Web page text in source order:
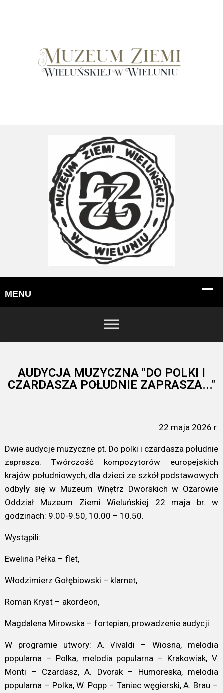
AUDYCJA MUZYCZNA "DO POLKI I
CZARDASZA POŁUDNIE ZAPRASZA..."
22 maja 2026 r.
Dwie audycje muzyczne pt. Do polki i czardasza południe
zaprasza. Twórczość kompozytorów europejskich
krajów południowych, dla dzieci ze szkół podstawowych
odbyły się w Muzeum Wnętrz Dworskich w Ożarowie
Oddział Muzeum Ziemi Wieluńskiej 22 maja br. w
godzinach: 9.00-9.50, 10.00 – 10.50.
Wystąpili:
Ewelina Pełka – flet,
Włodzimierz Gołębiowski – klarnet,
Roman Kryst – akordeon,
Magdalena Mirowska – fortepian, prowadzenie audycji.
W programie utwory: A. Vivaldi – Wiosna, melodia
popularna – Polka, melodia popularna – Krakowiak, V.
Monti – Czardasz, A. Dvorak – Humoreska, melodia
popularna – Polka, W. Popp – Taniec węgierski, A. Brau –